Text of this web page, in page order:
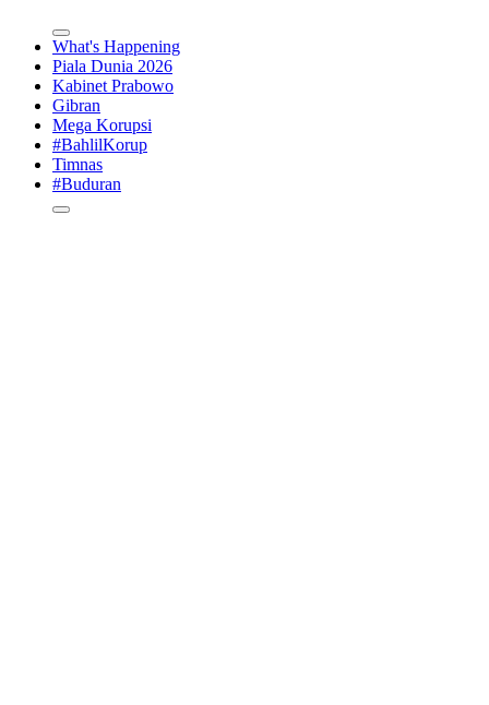
What's Happening
Piala Dunia 2026
Kabinet Prabowo
Gibran
Mega Korupsi
#BahlilKorup
Timnas
#Buduran